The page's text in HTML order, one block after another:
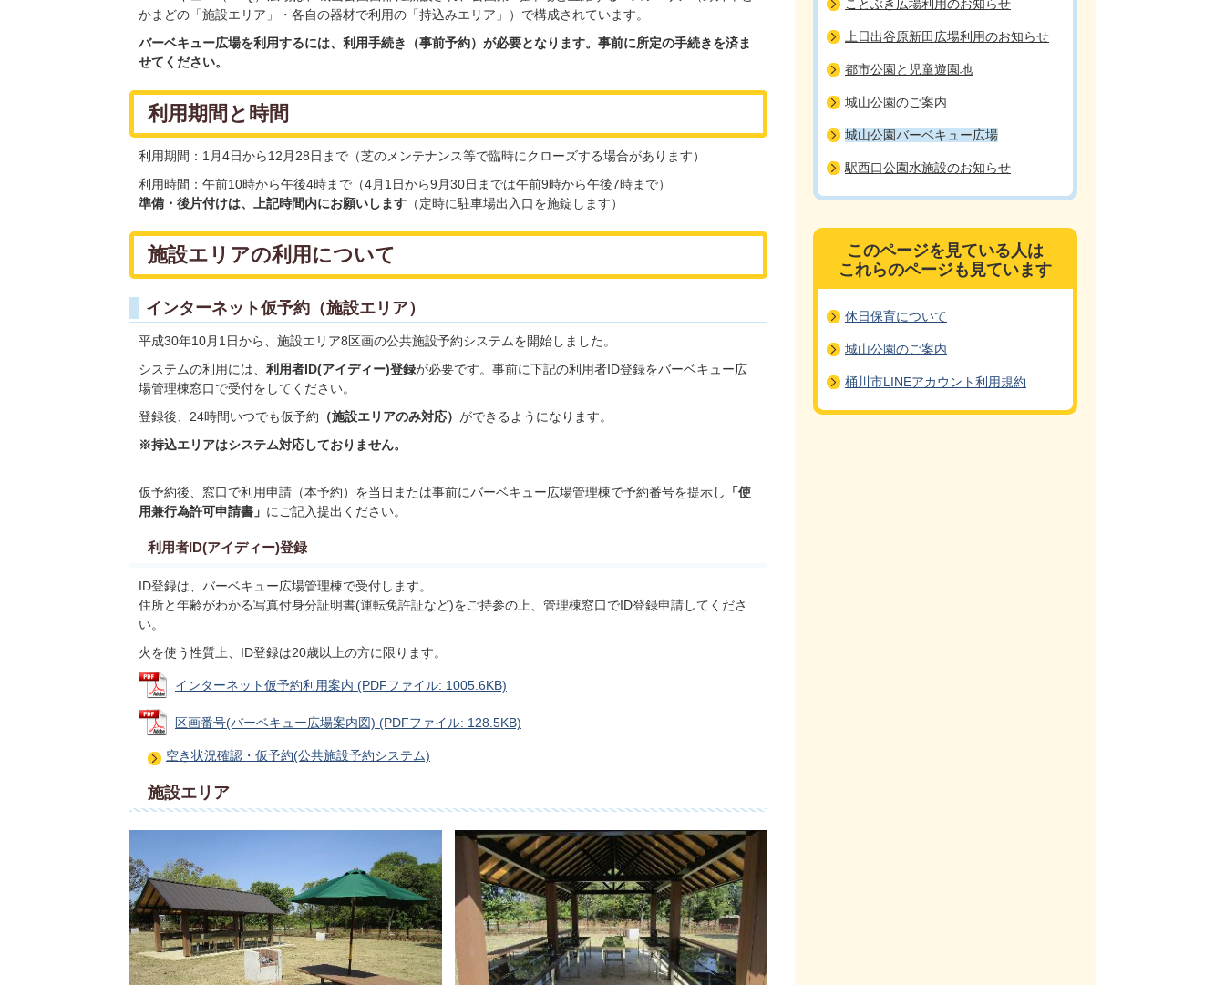
かまどの「施設エリア」・各自の器材で利用の「持込みエリア」）で構成されています。
バーベキュー広場を利用するには、利用手続き（事前予約）が必要となります。事前に所定の手続きを済ま
せてください。
利用期間と時間
利用期間：1月4日から12月28日まで（芝のメンテナンス等で臨時にクローズする場合があります）
利用時間：午前10時から午後4時まで（4月1日から9月30日までは午前9時から午後7時まで）
準備・後片付けは、上記時間内にお願いします （定時に駐車場出入口を施錠します）
施設エリアの利用について
インターネット仮予約（施設エリア）
平成30年10月1日から、施設エリア8区画の公共施設予約システムを開始しました。
システムの利用には、 利用者ID(アイディー)登録が必要です。事前に下記の利用者ID登録をバーベキュー広
場管理棟窓口で受付をしてください。
登録後、24時間いつでも仮予約 （施設エリアのみ対応） ができるようになります。
※持込エリアはシステム対応しておりません。
仮予約後、窓口で利用申請（本予約）を当日または事前にバーベキュー広場管理棟で予約番号を提示し
「使
用兼行為許可申請書」 にご記入提出ください。
利用者ID(アイディー)登録
ID登録は、バーベキュー広場管理棟で受付します。
住所と年齢がわかる写真付身分証明書(運転免許証など)をご持参の上、管理棟窓口でID登録申請してくださ
い。
火を使う性質上、ID登録は20歳以上の方に限ります。
インターネット仮予約利用案内 (PDFファイル: 1005.6KB)
区画番号(バーベキュー広場案内図) (PDFファイル: 128.5KB)
空き状況確認・仮予約(公共施設予約システム)
施設エリア
ことぶき広場利用のお知らせ
上日出谷原新田広場利用のお知らせ
都市公園と児童遊園地
城山公園のご案内
城山公園バーベキュー広場
駅西口公園水施設のお知らせ
このページを見ている人は
これらのページも見ています
休日保育について
城山公園のご案内
桶川市LINEアカウント利用規約